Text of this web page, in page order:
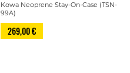
Kowa Neoprene Stay-On-Case (TSN-
99A)
269,00 €